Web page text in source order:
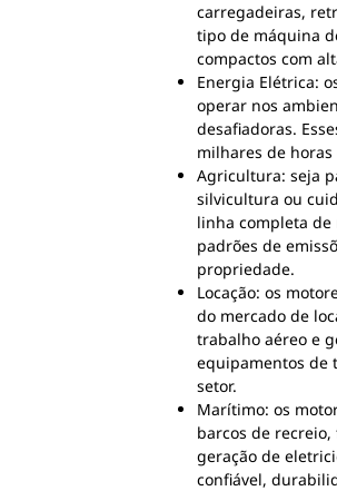
carregadeiras,
tipo de máquina
compactos com
Energia Elétrica:
operar nos
desafiadoras.
milhares de
Agricultura: seja
silvicultura ou
linha completa
padrões de
propriedade.
Locação: os
do mercado de
trabalho aéreo e
equipamentos de
setor.
Marítimo: os
barcos de
geração de
confiável,